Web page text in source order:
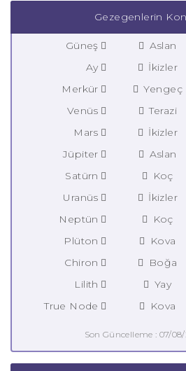
Gezegenlerin
Güneş Aslan
Ay
İkizler
Merkür
Yengeç
Venüs
Terazi
Mars
İkizler
Jüpiter
Aslan
Satürn
Koç
Uranüs
İkizler
Neptün
Koç
Plüton
Kova
Chiron
Boğa
Lilith
Yay
True Node
Kova
Son Güncelleme : 07/